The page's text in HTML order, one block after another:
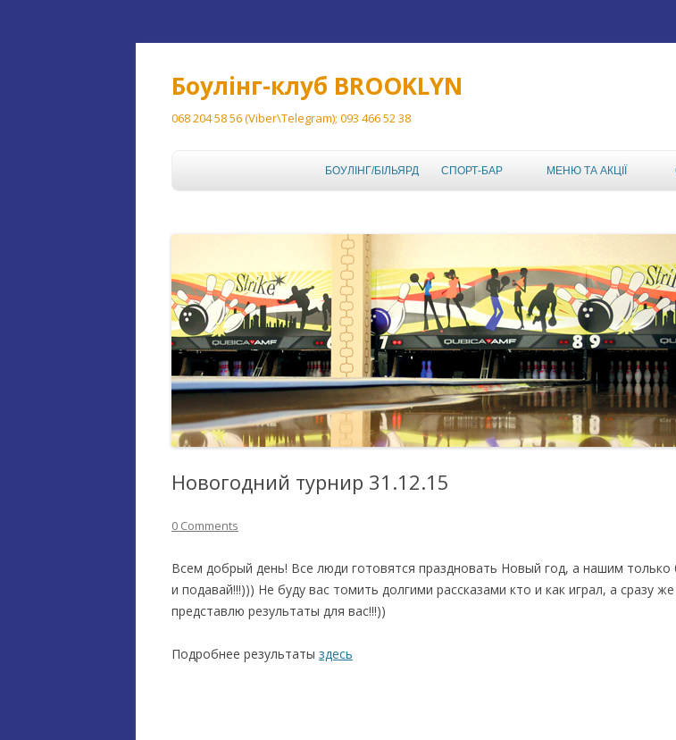
Боулінг-клуб BROOKLYN
068 204 58 56 (Viber\Telegram); 093 466 52 38
БОУЛІНГ/БІЛЬЯРД
AMATEUR
LEAGUE
ШКІЛЬНИЙ
ABL
SUMMER CUP
БІЛЬЯРД
СПОРТ-БАР МЕНЮ ТА АКЦІЇ
Новогодний турнир 31.12.15
0 Comments
Всем добрый день! Все люди готовятся праздновать Новый год, а нашим только
и подавай!!!))) Не буду вас томить долгими рассказами кто и как играл, а сразу же
представлю результаты для вас!!!))
Подробнее результаты здесь